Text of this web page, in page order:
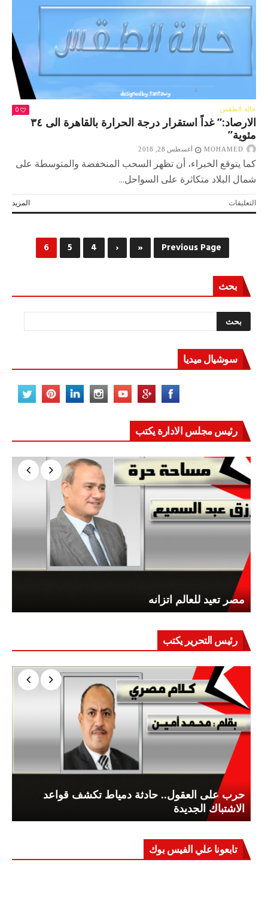
حالة الطقس 0
الارصاد:” غداً استقرار درجة الحرارة بالقاهرة الى ٣٤
مئوية”
MOHAMED أغسطس 28, 2018
كما يتوقع الخبراء، أن تظهر السحب المنخفضة والمتوسطة على
شمال البلاد متكاثرة على السواحل...
المزيد التعليقاتعلى
الارصاد:”
استقرار
الحرارة
٣٤
Previous Page
بحث
سوشيال ميديا
رئيس مجلس الادارة يكتب
مصر تعيد للعالم اتزانه
رئيس التحرير يكتب
حرب على العقول.. حادثة دمياط تكشف قواعد
الاشتباك الجديدة
تابعونا علي الفيس بوك